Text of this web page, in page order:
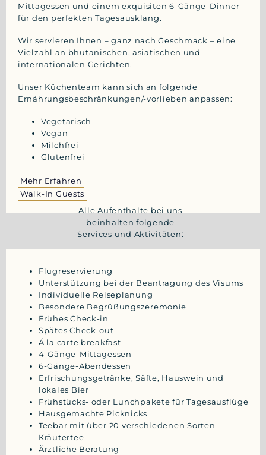
Mittagessen und einem exquisiten 6-Gänge-Dinner
für den perfekten Tagesausklang.
Wir servieren Ihnen – ganz nach Geschmack – eine
Vielzahl an bhutanischen, asiatischen und
internationalen Gerichten.
Unser Küchenteam kann sich an folgende
Ernährungsbeschränkungen/-vorlieben anpassen:
Vegetarisch
Vegan
Milchfrei
Glutenfrei
Mehr Erfahren
Walk-In Guests
Alle Aufenthalte bei uns
beinhalten folgende
Services und Aktivitäten:
Flugreservierung
Unterstützung bei der Beantragung des Visums
Individuelle Reiseplanung
Besondere Begrüßungszeremonie
Frühes Check-in
Spätes Check-out
Á la carte breakfast
4-Gänge-Mittagessen
6-Gänge-Abendessen
Erfrischungsgetränke, Säfte, Hauswein und
lokales Bier
Frühstücks- oder Lunchpakete für Tagesausflüge
Hausgemachte Picknicks
Teebar mit über 20 verschiedenen Sorten
Kräutertee
Ärztliche Beratung